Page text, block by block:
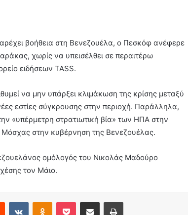
βοήθεια στη Βενεζουέλα, ο Πεσκόφ ανέφερε
χωρίς να υπεισέλθει σε περαιτέρω
ειδήσεων TASS.
να μην υπάρξει κλιμάκωση της κρίσης μεταξύ
εστίες σύγκρουσης στην περιοχή. Παράλληλα,
«υπέρμετρη στρατιωτική βία» των ΗΠΑ στην
Μόσχας στην κυβέρνηση της Βενεζουέλας.
ομόλογός του Νικολάς Μαδούρο
τον Μάιο.
Reddit VKontakteOdnoklassniki
Pocket Share via Email Print